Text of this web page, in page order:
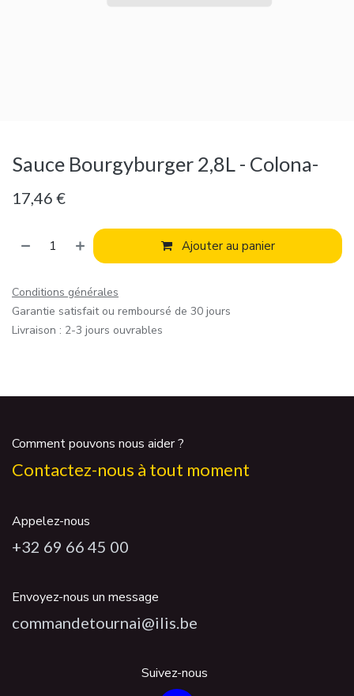
Sauce Bourgyburger 2,8L - Colona-
17,46 €
Ajouter au panier
Conditions générales
Garantie satisfait ou remboursé de 30 jours
Livraison : 2-3 jours ouvrables
Comment pouvons nous aider ?
Contactez-nous à tout moment
Appelez-nous
+32 69 66 45 00
Envoyez-nous un message
commandetournai@ilis.be
Suivez-nous